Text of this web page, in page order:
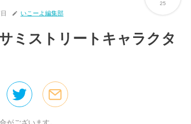
25
いこーよ編集部
ミストリートキャラクタ